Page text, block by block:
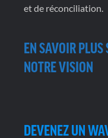
et de réconciliation.
EN SAVOIR
NOTRE VISION
DEVENEZ UN